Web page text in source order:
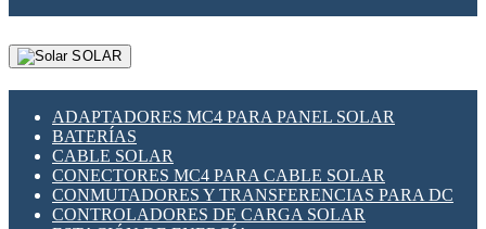
SOLAR
ADAPTADORES MC4 PARA PANEL SOLAR
BATERÍAS
CABLE SOLAR
CONECTORES MC4 PARA CABLE SOLAR
CONMUTADORES Y TRANSFERENCIAS PARA DC
CONTROLADORES DE CARGA SOLAR